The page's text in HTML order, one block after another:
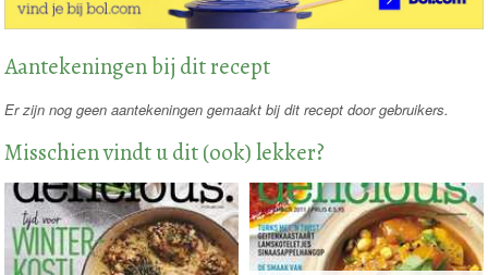
Aantekeningen bij dit recept
Er zijn nog geen aantekeningen gemaakt bij dit recept door gebruikers.
Misschien vindt u dit (ook) lekker?